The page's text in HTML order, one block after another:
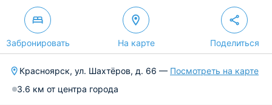
Забронировать На карте Поделиться
Красноярск, ул. Шахтёров, д. 66 — Посмотреть на карте
3.6 км от центра города